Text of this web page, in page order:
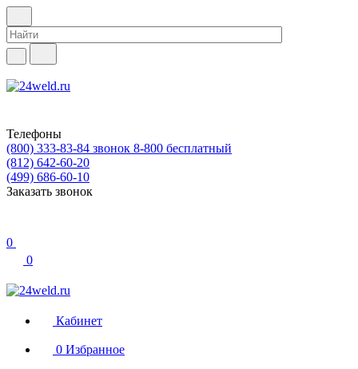
Телефоны
(800) 333-83-84 звонок 8-800 бесплатный
(812) 642-60-20
(499) 686-60-10
Заказать звонок
0
0
Кабинет
0 Избранное